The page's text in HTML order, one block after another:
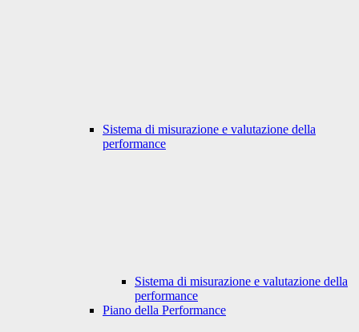
Sistema di misurazione e valutazione della
performance
Sistema di misurazione e valutazione della
performance
Piano della Performance